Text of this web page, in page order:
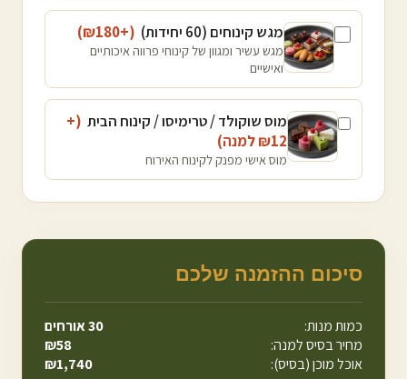
מגש קינוחים (60 יחידות) (+₪
180
)
מגש עשיר ומגוון של קינוחי פרווה איכותיים
ואישיים
מוס שוקולד / טרימיסו / קינוח הבית (+
₪12 למנה)
מוס אישי מפנק לקינוח האירוח
סיכום ההזמנה שלכם
כמות מנות: 30אורחים
מחיר בסיס למנה:
₪58
אוכל מוכן (בסיס):
₪1,740